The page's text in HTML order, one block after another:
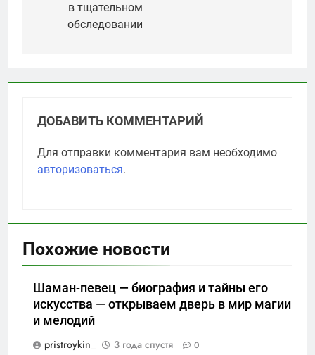
в тщательном
обследовании
ДОБАВИТЬ КОММЕНТАРИЙ
Для отправки комментария вам необходимо
авторизоваться.
Похожие новости
Шаман-певец — биография и тайны его
искусства — открываем дверь в мир магии
и мелодий
pristroykin_
3 года спустя 0